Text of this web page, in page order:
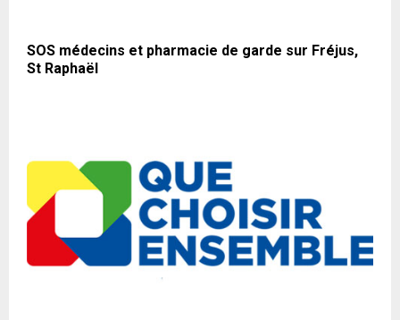
SOS médecins et pharmacie de garde sur Fréjus,
St Raphaël